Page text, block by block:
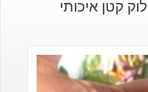
קטן איכותי